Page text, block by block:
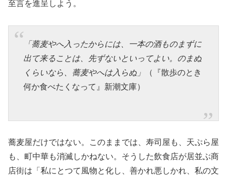
至言を進呈しよう。
「蕎麦やへ入ったからには、一本の酒ものまずに
出て来ることは、先ずないといってよい。のまぬ
くらいなら、蕎麦やへは入らぬ」
（『散歩のとき
何か食べたくなって』新潮文庫）
蕎麦屋だけではない。このままでは、寿司屋も、天ぷら屋
も、町中華も消滅しかねない。そうした飲食店が居並ぶ商
店街は「私にとつて風物と化し、善かれ悪しかれ、私の文